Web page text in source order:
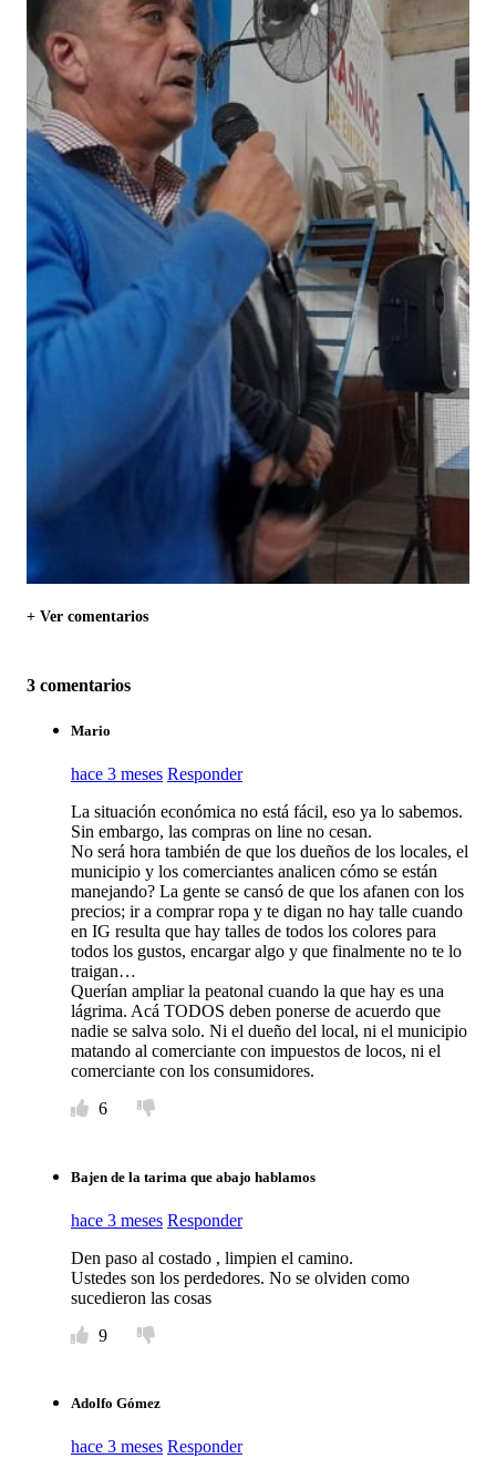
+ Ver comentarios
3 comentarios
Mario
hace 3 meses Responder
La situación económica no está fácil, eso ya lo sabemos.
Sin embargo, las compras on line no cesan.
No será hora también de que los dueños de los locales, el
municipio y los comerciantes analicen cómo se están
manejando? La gente se cansó de que los afanen con los
precios; ir a comprar ropa y te digan no hay talle cuando
en IG resulta que hay talles de todos los colores para
todos los gustos, encargar algo y que finalmente no te lo
traigan…
Querían ampliar la peatonal cuando la que hay es una
lágrima. Acá TODOS deben ponerse de acuerdo que
nadie se salva solo. Ni el dueño del local, ni el municipio
matando al comerciante con impuestos de locos, ni el
comerciante con los consumidores.
6
Bajen de la tarima que abajo hablamos
hace 3 meses Responder
Den paso al costado , limpien el camino.
Ustedes son los perdedores. No se olviden como
sucedieron las cosas
9
Adolfo Gómez
hace 3 meses Responder